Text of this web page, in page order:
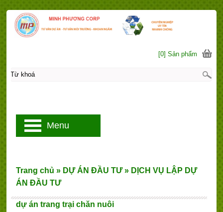
dự án trang trại chăn nuôi
Trang chủ » DỰ ÁN ĐẦU TƯ » DỊCH VỤ LẬP DỰ
ÁN ĐẦU TƯ
[0] Sản phẩm
Menu